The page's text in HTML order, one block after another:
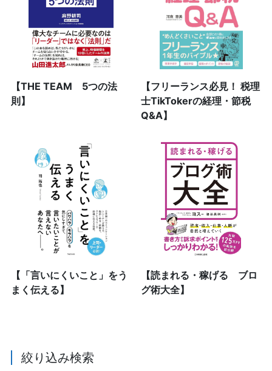
【THE TEAM 5つの法
則】
【フリーランス必見！ 税理
士TikTokerの経理・節税
Q&A】
【「言いにくいこと」をう
まく伝える】
【読まれる・稼げる ブロ
グ術大全】
絞り込み検索